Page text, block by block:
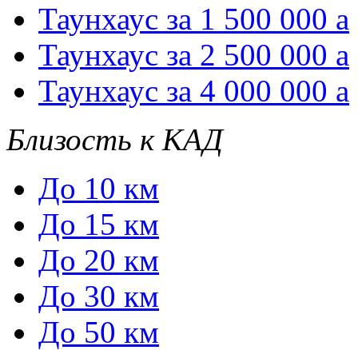
Таунхаус за 1 500 000 a
Таунхаус за 2 500 000 a
Таунхаус за 4 000 000 a
Близость к КАД
До 10 км
До 15 км
До 20 км
До 30 км
До 50 км